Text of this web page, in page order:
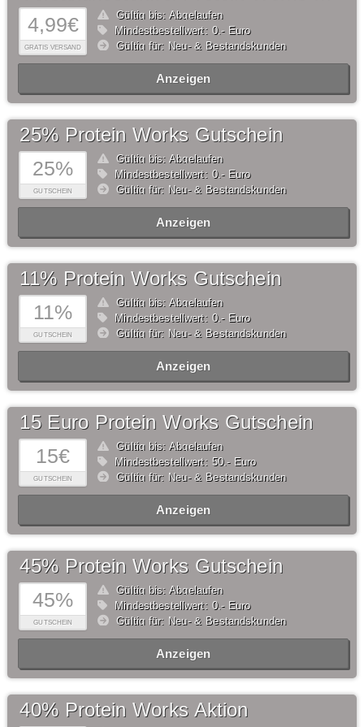
4,99€
GRATIS VERSAND
Gültig bis: Abgelaufen
Mindestbestellwert: 0,- Euro
Gültig für: Neu- & Bestandskunden
Anzeigen
25%
GUTSCHEIN
25% Protein Works Gutschein
Gültig bis: Abgelaufen
Mindestbestellwert: 0,- Euro
Gültig für: Neu- & Bestandskunden
Anzeigen
11%
GUTSCHEIN
11% Protein Works Gutschein
Gültig bis: Abgelaufen
Mindestbestellwert: 0,- Euro
Gültig für: Neu- & Bestandskunden
Anzeigen
15€
GUTSCHEIN
15 Euro Protein Works Gutschein
Gültig bis: Abgelaufen
Mindestbestellwert: 50,- Euro
Gültig für: Neu- & Bestandskunden
Anzeigen
45%
GUTSCHEIN
45% Protein Works Gutschein
Gültig bis: Abgelaufen
Mindestbestellwert: 0,- Euro
Gültig für: Neu- & Bestandskunden
Anzeigen
40% Protein Works Aktion